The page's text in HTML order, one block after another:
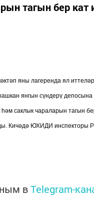
тагын бер кат
яны лагеренда ял
янгын сүндерү депосына
саклык чараларын тагын
Кичәдә ЮХИДИ инспекторы
вTelegram-